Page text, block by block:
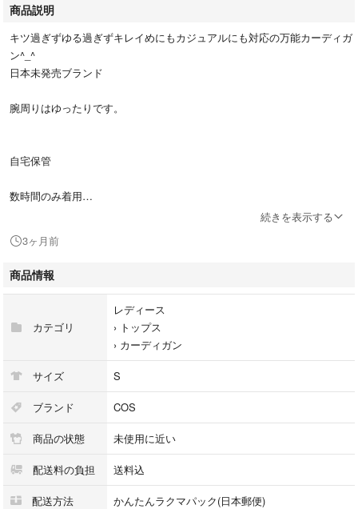
商品説明
キツ過ぎずゆる過ぎずキレイめにもカジュアルにも対応の万能カーディガ
ン^_^
日本未発売ブランド
腕周りはゆったりです。
自宅保管
数時間のみ着用
続きを表示する
3ヶ月前
商品情報
カテゴリ
レディース
› トップス
› カーディガン
サイズ S
ブランド COS
商品の状態 未使用に近い
配送料の負担 送料込
配送方法 かんたんラクマパック(日本郵便)